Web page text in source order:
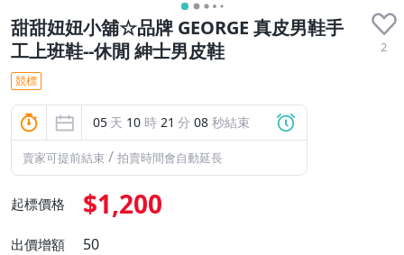
甜甜妞妞小舖☆品牌 GEORGE 真皮男鞋手
工上班鞋--休閒 紳士男皮鞋
2
競標
05 天 10 時 21 分 06 秒結束
賣家可提前結束 / 拍賣時間會自動延長
起標價格 $1,200
出價增額 50